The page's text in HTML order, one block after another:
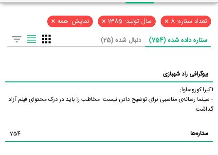
تعداد ستاره: 8 × سال تولید: 1385 × نمایش: همه ×
ستاره داده شده (754) دنبال شده (25)
بیوگرافی راد شهبازی
آکیرا کوروساوا:
- سینما رسانه‌ی مناسبی برای توضیح دادن نیست. مخاطب را باید در درک محتوای فیلم آزاد
گذاشت.
ستاره‌ها 754